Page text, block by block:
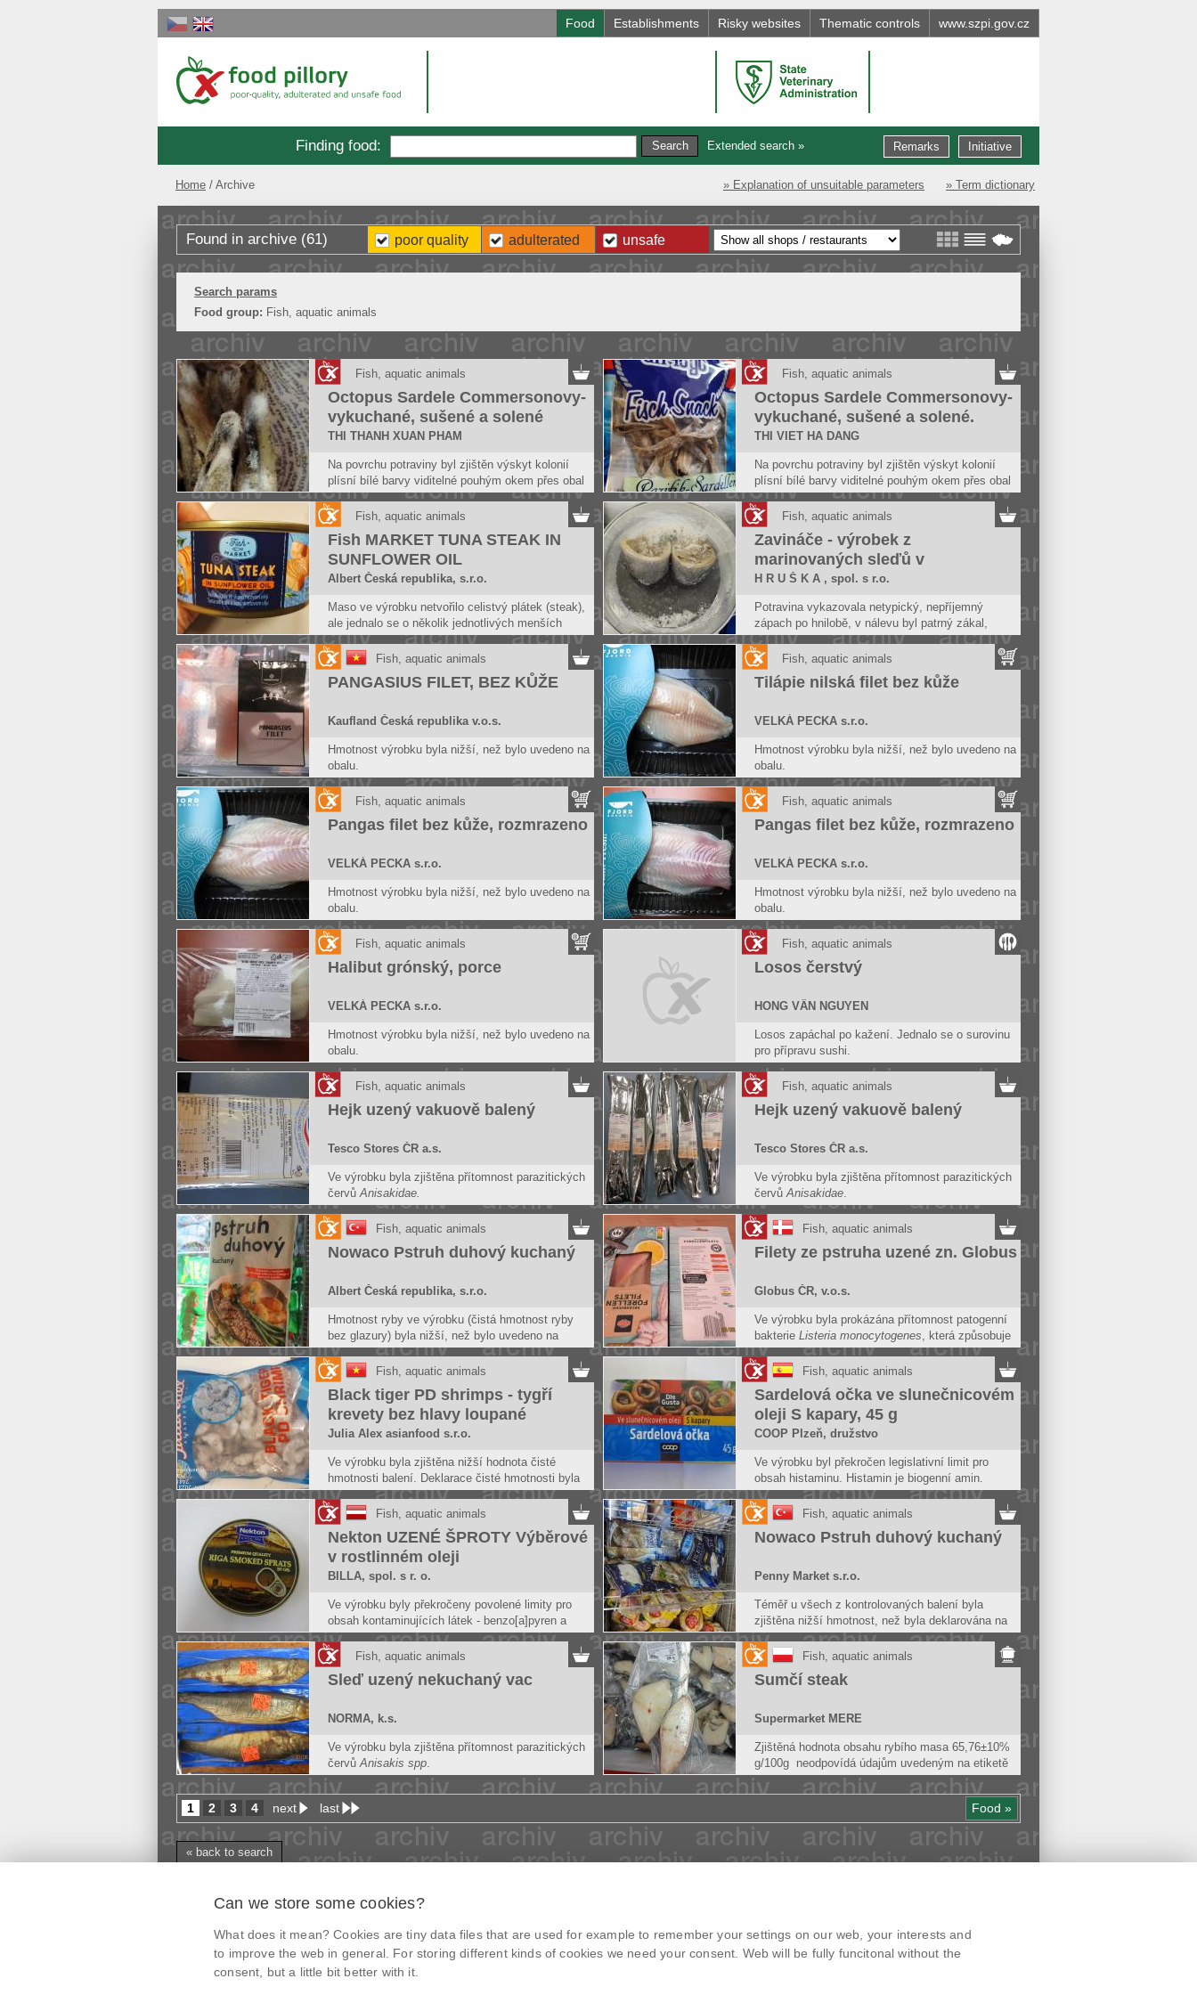
Food Establishments Risky websites Thematic controls www.szpi.gov.cz
Finding food: Extended search » Initiative
Remarks
Home Archive » Explanation of unsuitable parameters » Term dictionary
poor quality adulterated unsafe
Found in archive (61)
Search params
Food group: Fish, aquatic animals
Fish, aquatic animals
Octopus Sardele Commersonovy-
vykuchané, sušené a solené
THI THANH XUAN PHAM
Na povrchu potraviny byl zjištěn výskyt kolonií
plísní bílé barvy viditelné pouhým okem přes obal
potraviny, zároveň zjištěn silný zápach po
zatuchlině a po plísni.
Potravina se nepovažuje za bezpečnou, pokud
jeví známky kažení.
Fish, aquatic animals
Octopus Sardele Commersonovy-
vykuchané, sušené a solené.
THI VIET HA DANG
Na povrchu potraviny byl zjištěn výskyt kolonií
plísní bílé barvy viditelné pouhým okem přes obal
potraviny, zároveň zjištěn silný zápach po
zatuchlině a po plísni. Potravina se nepovažuje za
bezpečnou, pokud jeví známky kažení.
Fish, aquatic animals
Fish MARKET TUNA STEAK IN
SUNFLOWER OIL
Albert Česká republika, s.r.o.
Maso ve výrobku netvořilo celistvý plátek (steak),
ale jednalo se o několik jednotlivých menších
kousků masa.
Spotřebiteli tak byla poskytnuta zavádějící
informace o charakteristice výrobku.
Fish, aquatic animals
Zavináče - výrobek z
marinovaných sleďů v
sladkokyselém nálevu, se
sladidlem
H R U Š K A , spol. s r.o.
Potravina vykazovala netypický, nepříjemný
zápach po hnilobě, v nálevu byl patrný zákal,
zjištěny sraženiny a šlem. Potravina se
nepovažuje za bezpečnou, pokud jeví známky
kažení.
Vzorek byl odebrán z načatého balení. Na obalu
dnů...". Tato lhůta dle záznamu kontrolované
datum použitelnosti.
Fish, aquatic animals
PANGASIUS FILET, BEZ KŮŽE
Kaufland Česká republika v.o.s.
Hmotnost výrobku byla nižší, než bylo uvedeno na
obalu.
Fish, aquatic animals
Tilápie nilská filet bez kůže
VELKÁ PECKA s.r.o.
Hmotnost výrobku byla nižší, než bylo uvedeno na
obalu.
Fish, aquatic animals
Pangas filet bez kůže, rozmrazeno
VELKÁ PECKA s.r.o.
Hmotnost výrobku byla nižší, než bylo uvedeno na
obalu.
Fish, aquatic animals
Pangas filet bez kůže, rozmrazeno
VELKÁ PECKA s.r.o.
Hmotnost výrobku byla nižší, než bylo uvedeno na
obalu.
Fish, aquatic animals
Halibut grónský, porce
VELKÁ PECKA s.r.o.
Hmotnost výrobku byla nižší, než bylo uvedeno na
obalu.
Fish, aquatic animals
Losos čerstvý
HONG VÂN NGUYEN
Losos zapáchal po kažení. Jednalo se o surovinu
pro přípravu sushi.
Potravina se nepovažuje za bezpečnou, pokud
jeví známky kažení.
Fish, aquatic animals
Hejk uzený vakuově balený
Tesco Stores ČR a.s.
Ve výrobku byla zjištěna přítomnost parazitických
červů Anisakidae.
Na trh k lidské spotřebě nesmějí být uvedeny
produkty rybolovu, které jsou viditelně napadeny
parazity.
Fish, aquatic animals
Hejk uzený vakuově balený
Tesco Stores ČR a.s.
Ve výrobku byla zjištěna přítomnost parazitických
červů Anisakidae
Na trh k lidské spotřebě nesmějí být uvedeny
produkty rybolovu, které jsou viditelně napadeny
parazity.
Fish, aquatic animals
Nowaco Pstruh duhový kuchaný
Albert Česká republika, s.r.o.
Hmotnost ryby ve výrobku (čistá hmotnost ryby
bez glazury) byla nižší, než bylo uvedeno na
obalu.
Fish, aquatic animals
Filety ze pstruha uzené zn. Globus
Globus ČR, v.o.s.
Ve výrobku byla prokázána přítomnost patogenní
bakterie Listeria monocytogenes , která způsobuje
onemocnění zvané listerióza.
Fish, aquatic animals
Black tiger PD shrimps - tygří
krevety bez hlavy loupané
Julia Alex asianfood s.r.o.
Ve výrobku byla zjištěna nižší hodnota čisté
hmotnosti balení. Deklarace čisté hmotnosti byla
800 g, zjištěná čistá hmotnost 736 g. Dále byla
zjištěna nižší hodnota obsahu rybího masa ve
výši 72,76 % , oproti deklaraci 96 %.
Fish, aquatic animals
Sardelová očka ve slunečnicovém
oleji S kapary, 45 g
COOP Plzeň, družstvo
Ve výrobku byl překročen legislativní limit pro
obsah histaminu. Histamin je biogenní amin.
Histamin u ryb vzniká jako důsledek mikrobiální
kontaminace, rizikovým faktorem je i porušení
chladícího řetězce. Vyšší obsah histaminu může
způsobit svědění kůže a vyrážku, bolest hlavy
Fish, aquatic animals
Nekton UZENÉ ŠPROTY Výběrové
v rostlinném oleji
BILLA, spol. s r. o.
Ve výrobku byly překročeny povolené limity pro
obsah kontaminujících látek - benzo[a]pyren a
celkové množství polycyklických aromatických
uhlovodíků (PAH).
Fish, aquatic animals
Nowaco Pstruh duhový kuchaný
Penny Market s.r.o.
Téměř u všech z kontrolovaných balení byla
zjištěna nižší hmotnost, než byla deklarována na
obalu.
Spotřebiteli tak byla poskytnuta zavádějící
informace o množství (hmotnosti ryby v balení).
Fish, aquatic animals
Sleď uzený nekuchaný vac
NORMA, k.s.
Ve výrobku byla zjištěna přítomnost parazitických
červů Anisakis spp
Na trh k lidské spotřebě nesmějí být uvedeny
produkty rybolovu, které jsou viditelně napadeny
parazity.
Fish, aquatic animals
Sumčí steak
Supermarket MERE
Zjištěná hodnota obsahu rybího masa 65,76±10%
g/100g neodpovídá údajům uvedeným na etiketě
deklarováno 100%.
Zjištěná hodnota bílkovin 10,56±1,4% g/100g
neodpovídá údajům uvedeným e na etiketě
výrobku - deklarováno 18,6 g/100g.
1 2 3 4 next last Food »
« back to search
@potravinynapranyri @NaPranyri
© Czech agriculture and food inspection authority 2026
epodatelna
szpi.gov.cz
Data box ID: avraiqg
Can we store some cookies?
What does it mean? Cookies are tiny data files that are used for example to remember your settings on our web, your interests and
to improve the web in general. For storing different kinds of cookies we need your consent. Web will be fully funcitonal without the
consent, but a little bit better with it.